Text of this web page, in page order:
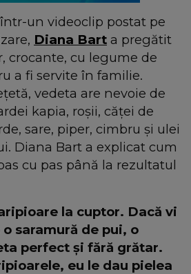
un videoclip postat pe
Diana Bart a pregătit
crocante, cu legume de
a fi servite în familie.
vedeta are nevoie de
kapia, roșii, căței de
sare, piper, cimbru și ulei
Diana Bart a explicat cum
cu pas până la rezultatul
la cuptor. Dacă vi
saramură de pui, o
perfect și fără grătar.
eu le dau pielea